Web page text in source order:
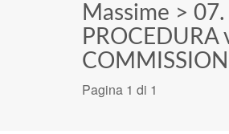
Massime > 07.
Pagina 1 di 1